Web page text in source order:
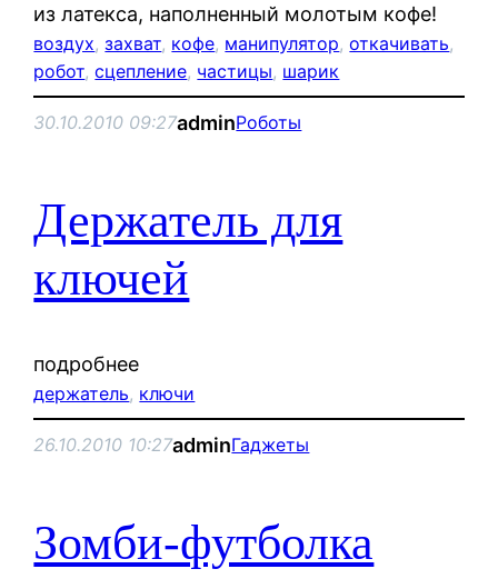
из латекса, наполненный молотым кофе!
воздух, захват, кофе, манипулятор, откачивать
робот, сцепление, частицы, шарик
30.10.2010 09:27adminРоботы
Держатель для
ключей
подробнее
держатель, ключи
26.10.2010 10:27adminГаджеты
Зомби-футболка